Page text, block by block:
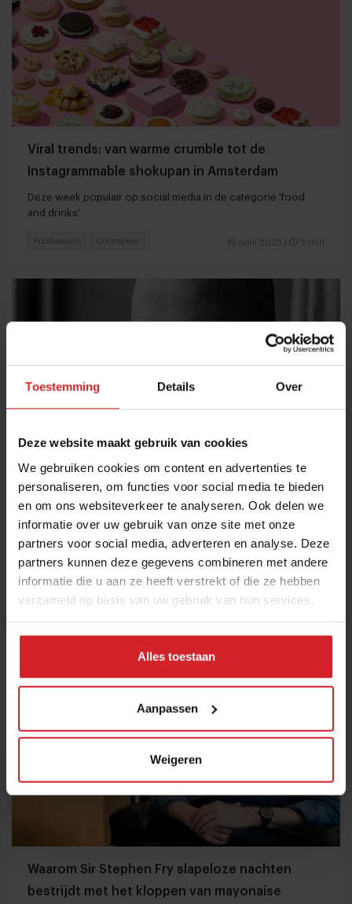
Toestemming Details Over
Deze website maakt gebruik van cookies
We gebruiken cookies om content en advertenties te
personaliseren, om functies voor social media te bieden
en om ons websiteverkeer te analyseren. Ook delen we
informatie over uw gebruik van onze site met onze
partners voor social media, adverteren en analyse. Deze
partners kunnen deze gegevens combineren met andere
informatie die u aan ze heeft verstrekt of die ze hebben
verzameld op basis van uw gebruik van hun services.
Alles toestaan
Aanpassen
Weigeren
Viral trends: van warme crumble tot de
Instagrammable shokupan in Amsterdam
Deze week populair op social media in de categorie 'food
and drinks'
19 april 2025 3 min
Foodservice Concepten
Sidney Schutte van Spectrum** neemt
restaurant in Blaricum over
Kort culinair nieuws: Ralf Berendsen opent nieuwe zaak en
17 april 2025 | 3 min
Restaurants Chefs
Waarom Sir Stephen Fry slapeloze nachten
bestrijdt met het kloppen van mayonaise